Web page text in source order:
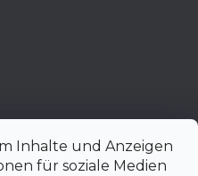
Inhalte und Anzeigen
für soziale Medien